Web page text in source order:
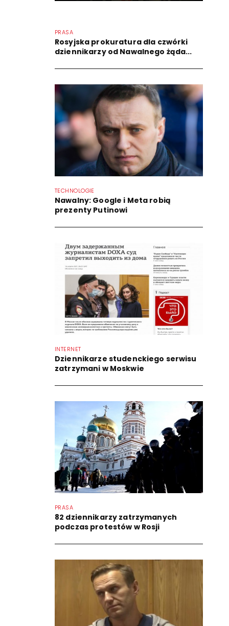
PRASA
Rosyjska prokuratura dla czwórki
dziennikarzy od Nawalnego żąda...
TECHNOLOGIE
Nawalny: Google i Meta robią
prezenty Putinowi
INTERNET
Dziennikarze studenckiego serwisu
zatrzymani w Moskwie
PRASA
82 dziennikarzy zatrzymanych
podczas protestów w Rosji